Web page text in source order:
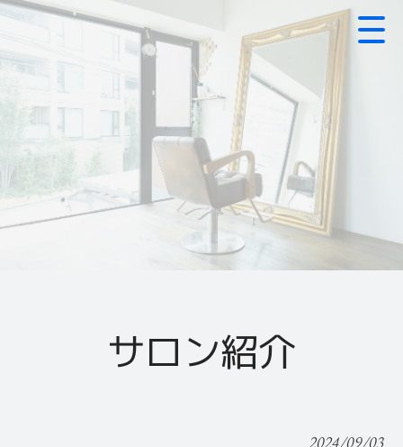
サロン紹介
2024/09/03